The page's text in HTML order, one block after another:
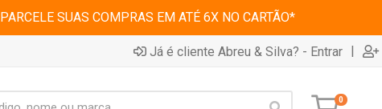
PARCELE SUAS COMPRAS EM ATÉ 6X NO CARTÃO*
Já é cliente Abreu & Silva? - Entrar |
0